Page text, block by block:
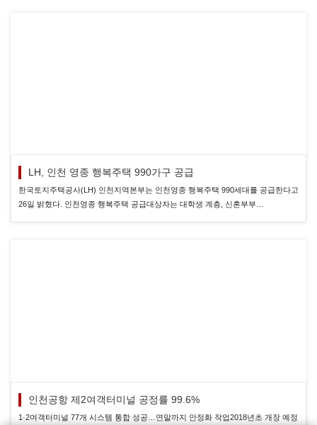
LH, 인천 영종 행복주택 990가구 공급
한국토지주택공사(LH) 인천지역본부는 인천영종 행복주택 990세대를 공급한다고
26일 밝혔다. 인천영종 행복주택 공급대상자는 대학생 계층, 신혼부부…
인천공항 제2여객터미널 공정률 99.6%
1·2여객터미널 77개 시스템 통합 성공…연말까지 안정화 작업2018년초 개장 예정